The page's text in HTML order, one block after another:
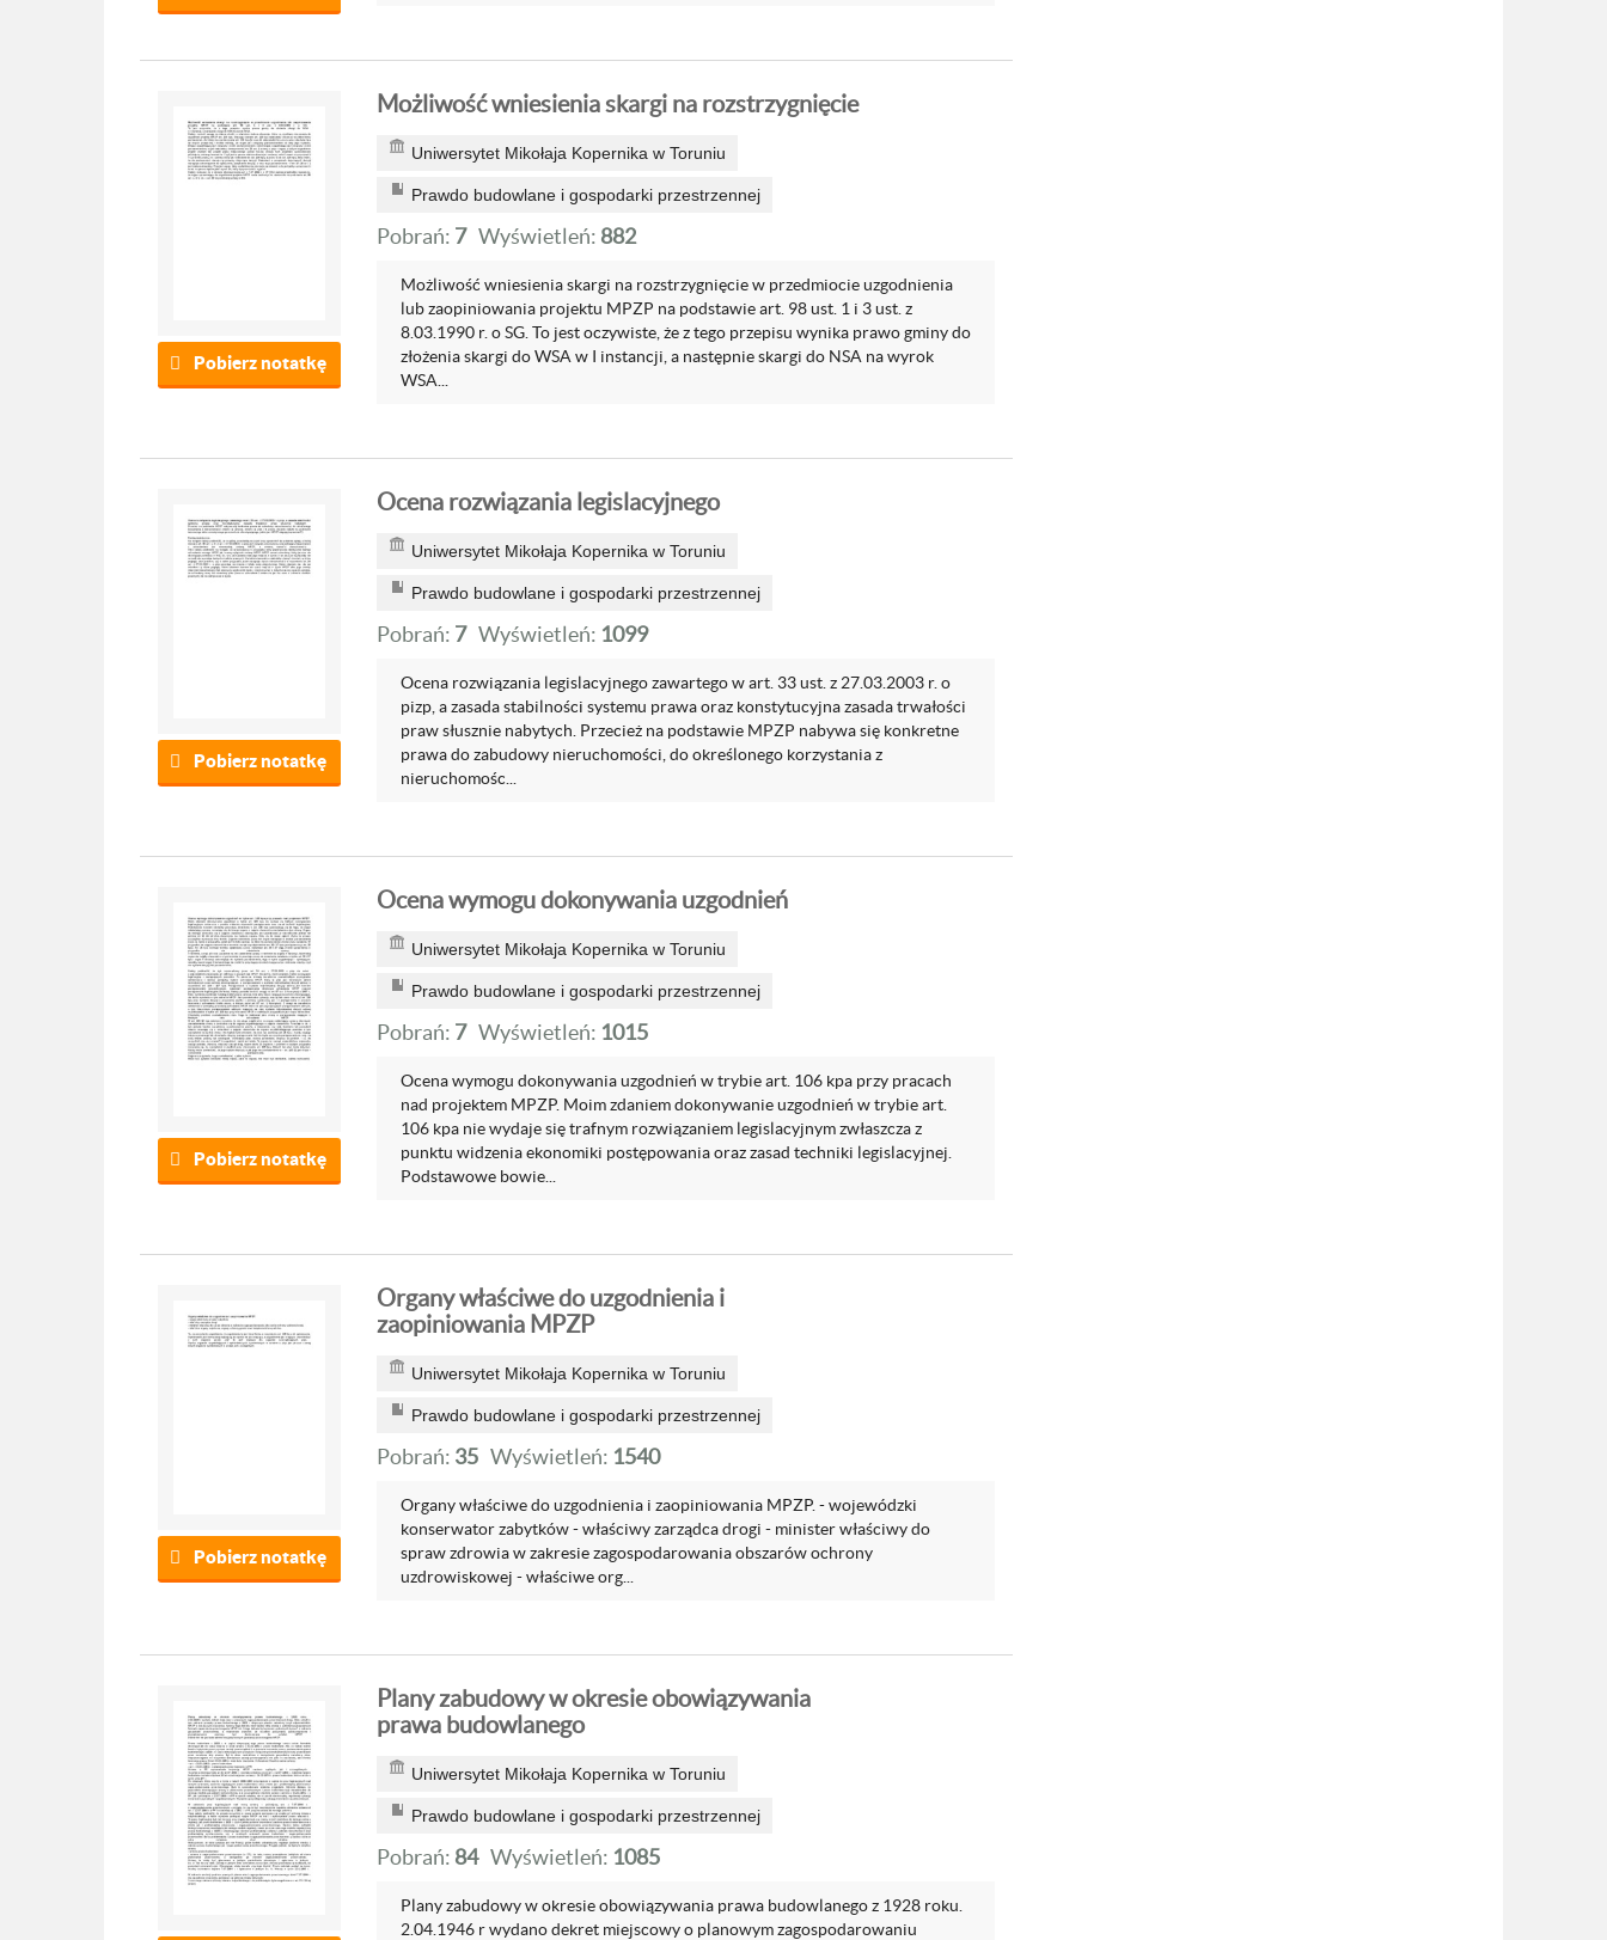
Pobierz notatkę
Możliwość wniesienia skargi na rozstrzygnięcie
Uniwersytet Mikołaja Kopernika w Toruniu
Prawdo budowlane i gospodarki przestrzennej
Pobrań: 7 Wyświetleń: 882
Możliwość wniesienia skargi na rozstrzygnięcie w przedmiocie uzgodnienia
lub zaopiniowania projektu MPZP na podstawie art. 98 ust. 1 i 3 ust. z
8.03.1990 r. o SG. To jest oczywiste, że z tego przepisu wynika prawo gminy do
złożenia skargi do WSA w I instancji, a następnie skargi do NSA na wyrok
WSA...
Pobierz notatkę
Ocena rozwiązania legislacyjnego
Uniwersytet Mikołaja Kopernika w Toruniu
Prawdo budowlane i gospodarki przestrzennej
Pobrań: 7 Wyświetleń: 1099
Ocena rozwiązania legislacyjnego zawartego w art. 33 ust. z 27.03.2003 r. o
pizp, a zasada stabilności systemu prawa oraz konstytucyjna zasada trwałości
praw słusznie nabytych. Przecież na podstawie MPZP nabywa się konkretne
prawa do zabudowy nieruchomości, do określonego korzystania z
nieruchomośc...
Pobierz notatkę
Ocena wymogu dokonywania uzgodnień
Uniwersytet Mikołaja Kopernika w Toruniu
Prawdo budowlane i gospodarki przestrzennej
Pobrań: 7 Wyświetleń: 1015
Ocena wymogu dokonywania uzgodnień w trybie art. 106 kpa przy pracach
nad projektem MPZP. Moim zdaniem dokonywanie uzgodnień w trybie art.
106 kpa nie wydaje się trafnym rozwiązaniem legislacyjnym zwłaszcza z
punktu widzenia ekonomiki postępowania oraz zasad techniki legislacyjnej.
Podstawowe bowie...
Pobierz notatkę
Organy właściwe do uzgodnienia i
zaopiniowania MPZP
Uniwersytet Mikołaja Kopernika w Toruniu
Prawdo budowlane i gospodarki przestrzennej
Pobrań: 35 Wyświetleń: 1540
Organy właściwe do uzgodnienia i zaopiniowania MPZP. - wojewódzki
konserwator zabytków - właściwy zarządca drogi - minister właściwy do
spraw zdrowia w zakresie zagospodarowania obszarów ochrony
uzdrowiskowej - właściwe org...
Plany zabudowy w okresie obowiązywania
prawa budowlanego
Uniwersytet Mikołaja Kopernika w Toruniu
Prawdo budowlane i gospodarki przestrzennej
Pobrań: 84 Wyświetleń: 1085
Plany zabudowy w okresie obowiązywania prawa budowlanego z 1928 roku.
2.04.1946 r wydano dekret miejscowy o planowym zagospodarowaniu